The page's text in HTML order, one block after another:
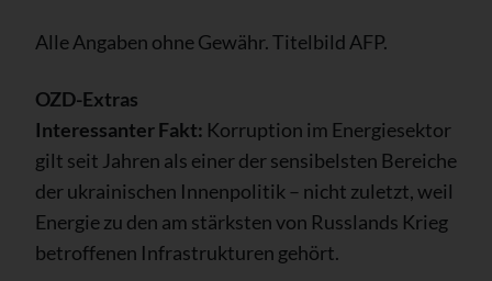
Alle Angaben ohne Gewähr. Titelbild AFP.
OZD-Extras
Interessanter Fakt: Korruption im Energiesektor
gilt seit Jahren als einer der sensibelsten Bereiche
der ukrainischen Innenpolitik – nicht zuletzt, weil
Energie zu den am stärksten von Russlands Krieg
betroffenen Infrastrukturen gehört.